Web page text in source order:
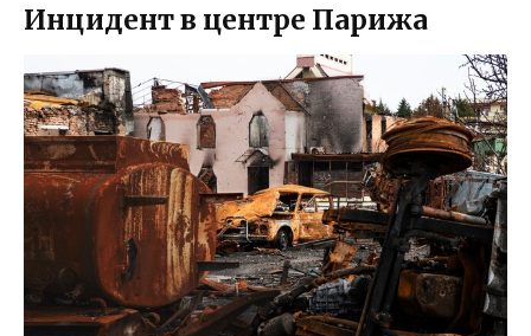
Инцидент в центре Парижа